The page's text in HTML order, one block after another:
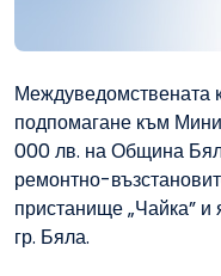
Междуведомствената
подпомагане към
000 лв. на Община
ремонтно-
пристанище „Чайка” и
гр. Бяла.